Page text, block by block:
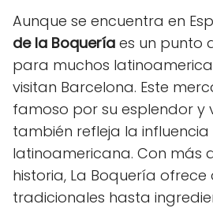
Aunque se encuentra en
de la Boquería es un punto
para muchos
visitan Barcelona. Este
famoso por su esplendor y
también refleja la
latinoamericana. Con más
historia, La Boquería
tradicionales hasta